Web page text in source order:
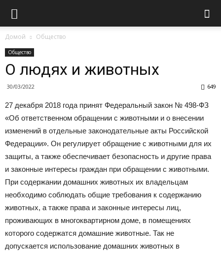
Домой Общество
Общество
О людях и животных
30/03/2022 649
27 декабря 2018 года принят Федеральный закон № 498-ФЗ
«Об ответственном обращении с животными и о внесении
изменений в отдельные законодательные акты Российской
Федерации». Он регулирует обращение с животными для их
защиты, а также обеспечивает безопасность и другие права
и законные интересы граждан при обращении с животными.
При содержании домашних животных их владельцам
необходимо соблюдать общие требования к содержанию
животных, а также права и законные интересы лиц,
проживающих в многоквартирном доме, в помещениях
которого содержатся домашние животные. Так не
допускается использование домашних животных в